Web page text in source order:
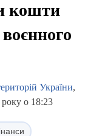
кошти
України,
року о 18:23